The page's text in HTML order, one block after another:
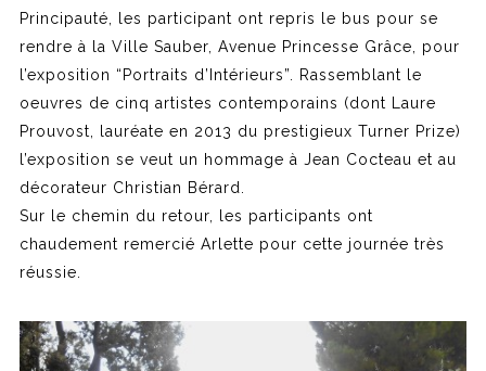
Principauté, les participant ont repris le bus pour se
rendre à la Ville Sauber, Avenue Princesse Grâce, pour
l’exposition “Portraits d’Intérieurs”. Rassemblant le
oeuvres de cinq artistes contemporains (dont Laure
Prouvost, lauréate en 2013 du prestigieux Turner Prize)
l’exposition se veut un hommage à Jean Cocteau et au
décorateur Christian Bérard.
Sur le chemin du retour, les participants ont
chaudement remercié Arlette pour cette journée très
réussie.